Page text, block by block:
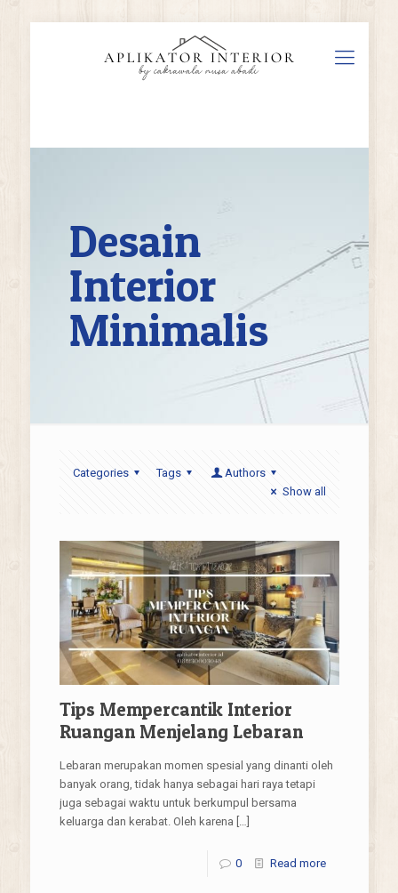
Desain
Interior
Minimalis
Categories Tags
Authors
Show all
Tips Mempercantik Interior
Ruangan Menjelang Lebaran
Lebaran merupakan momen spesial yang dinanti oleh
banyak orang, tidak hanya sebagai hari raya tetapi
juga sebagai waktu untuk berkumpul bersama
keluarga dan kerabat. Oleh karena […]
0 Read more